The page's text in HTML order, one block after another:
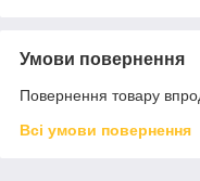
Умови повернення
Повернення товару
Всі умови повернення